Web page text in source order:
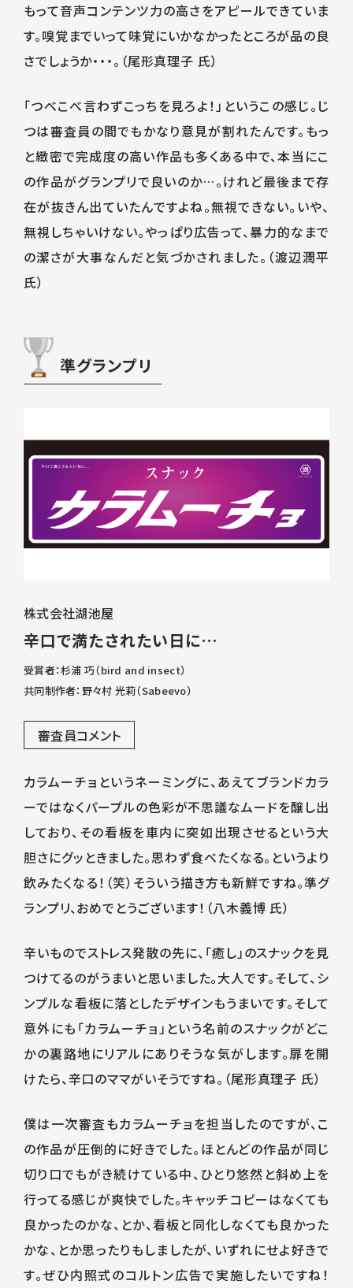
もって音声コンテンツ力の高さをアピールできていま
す。嗅覚までいって味覚にいかなかったところが品の良
さでしょうか・・・。（尾形真理子 氏）
「つべこべ言わずこっちを見ろよ！」というこの感じ。じ
つは審査員の間でもかなり意見が割れたんです。もっ
と緻密で完成度の高い作品も多くある中で、本当にこ
の作品がグランプリで良いのか…。けれど最後まで存
在が抜きん出ていたんですよね。無視できない。いや、
無視しちゃいけない。やっぱり広告って、暴力的なまで
の潔さが大事なんだと気づかされました。（渡辺潤平
氏）
準グランプリ
株式会社湖池屋
辛口で満たされたい日に…
受賞者：杉浦 巧（bird and insect）
共同制作者：野々村 光莉（Sabeevo）
審査員コメント
カラムーチョというネーミングに、あえてブランドカラ
ーではなくパープルの色彩が不思議なムードを醸し出
しており、その看板を車内に突如出現させるという大
胆さにグッときました。思わず食べたくなる。というより
飲みたくなる！（笑）そういう描き方も新鮮ですね。準グ
ランプリ、おめでとうございます！（八木義博 氏）
辛いものでストレス発散の先に、「癒し」のスナックを見
つけてるのがうまいと思いました。大人です。そして、シ
ンプルな看板に落としたデザインもうまいです。そして
意外にも「カラムーチョ」という名前のスナックがどこ
かの裏路地にリアルにありそうな気がします。扉を開
けたら、辛口のママがいそうですね。（尾形真理子 氏）
僕は一次審査もカラムーチョを担当したのですが、こ
の作品が圧倒的に好きでした。ほとんどの作品が同じ
切り口でもがき続けている中、ひとり悠然と斜め上を
行ってる感じが爽快でした。キャッチコピーはなくても
良かったのかな、とか、看板と同化しなくても良かった
かな、とか思ったりもしましたが、いずれにせよ好きで
す。ぜひ内照式のコルトン広告で実施したいですね！